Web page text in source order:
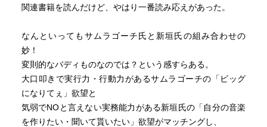
関連書籍を読んだけど、やはり一番読み応えがあった。
なんといってもサムラゴーチ氏と新垣氏の組み合わせの
妙！
変則的なバディものなのでは？という感すらある。
大口叩きで実行力・行動力があるサムラゴーチの「ビッグ
になりてぇ」欲望と
気弱でNOと言えない実務能力がある新垣氏の「自分の音楽
を作りたい・聞いて貰いたい」欲望がマッチングし、